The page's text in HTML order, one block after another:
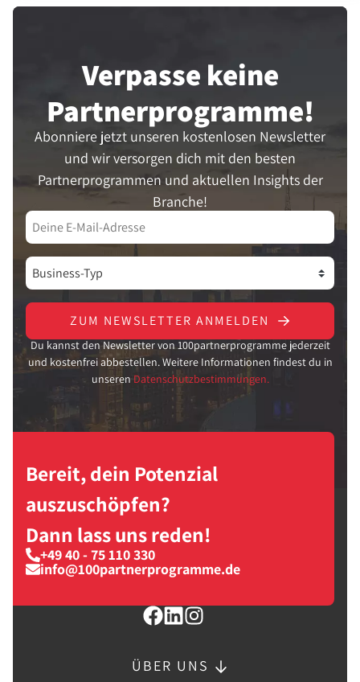
Verpasse keine
Partner­programme!
Abonniere jetzt unseren kostenlosen Newsletter
und wir versorgen dich mit den besten
Partnerprogrammen und aktuellen Insights der
Branche!
ZUM NEWSLETTER ANMELDEN
Du kannst den Newsletter von 100partnerprogramme jederzeit
und kostenfrei abbestellen. Weitere Informationen findest du in
unseren Datenschutzbestimmungen.
Bereit, dein Potenzial
auszuschöpfen?
Dann lass uns reden!
+49 40 - 75 110 330
info@100partnerprogramme.de
ÜBER UNS